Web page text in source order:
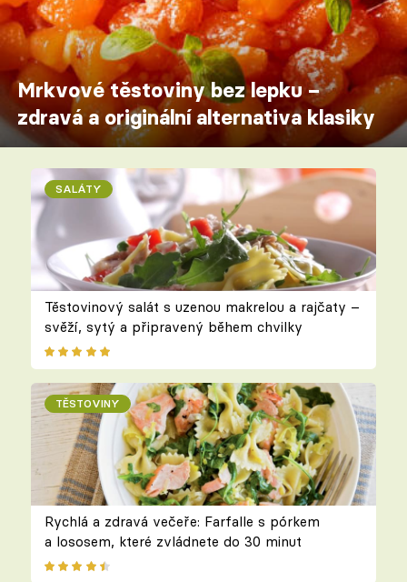
Mrkvové těstoviny bez lepku –
zdravá a originální alternativa klasiky
SALÁTY
Těstovinový salát s uzenou makrelou a rajčaty –
svěží, sytý a připravený během chvilky
TĚSTOVINY
Rychlá a zdravá večeře: Farfalle s pórkem
a lososem, které zvládnete do 30 minut